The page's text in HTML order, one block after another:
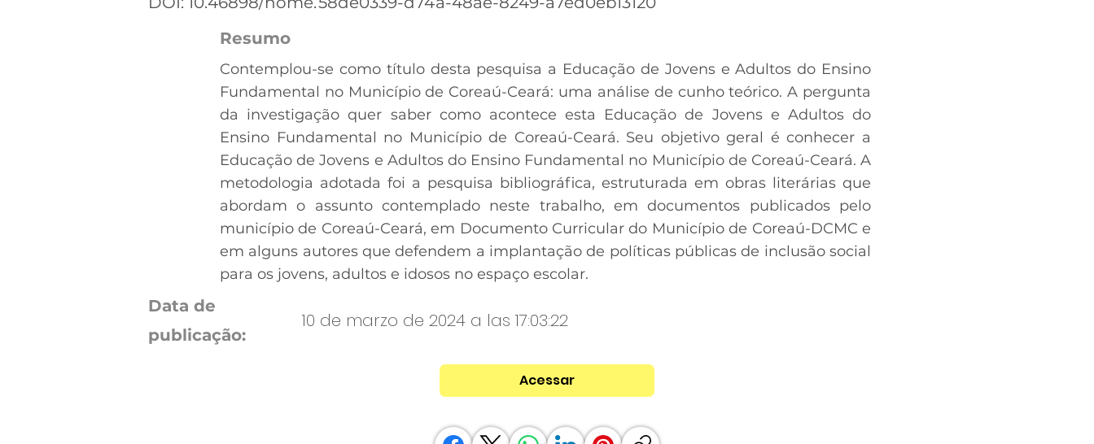
Resumo
Contemplou-se como título desta pesquisa a Educação de Jovens e Adultos do Ensino
Fundamental no Município de Coreaú-Ceará: uma análise de cunho teórico. A pergunta
da investigação quer saber como acontece esta Educação de Jovens e Adultos do
Ensino Fundamental no Município de Coreaú-Ceará. Seu objetivo geral é conhecer a
Educação de Jovens e Adultos do Ensino Fundamental no Município de Coreaú-Ceará. A
metodologia adotada foi a pesquisa bibliográfica, estruturada em obras literárias que
abordam o assunto contemplado neste trabalho, em documentos publicados pelo
município de Coreaú-Ceará, em Documento Curricular do Município de Coreaú-DCMC e
em alguns autores que defendem a implantação de políticas públicas de inclusão social
para os jovens, adultos e idosos no espaço escolar.
Data de
publicação:
10 de marzo de 2024 a las 17:03:22
Acessar